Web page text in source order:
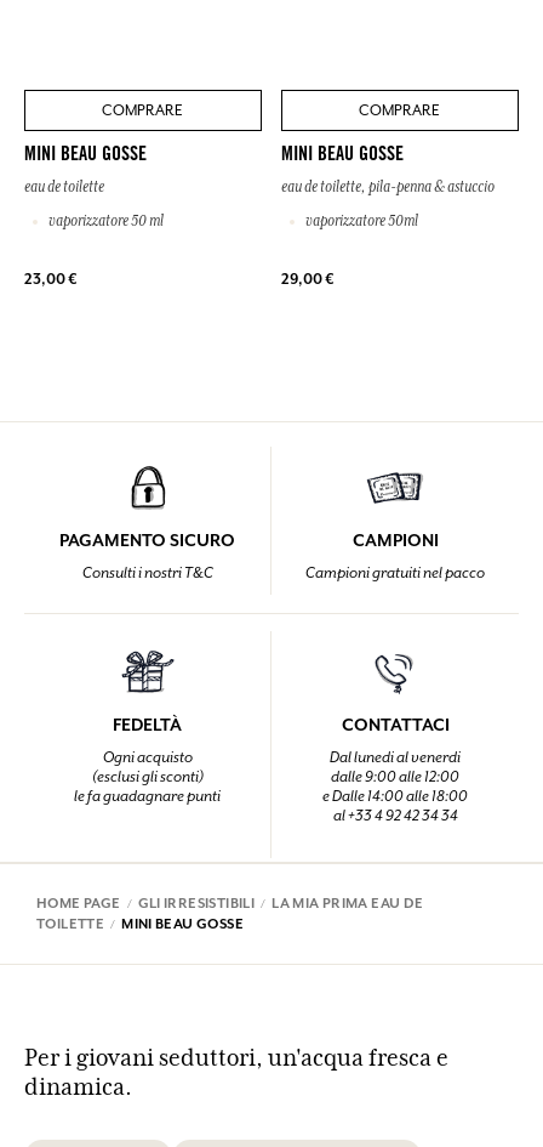
COMPRARE
MINI BEAU GOSSE
eau de toilette
vaporizzatore 50 ml
23,00 €
COMPRARE
MINI BEAU GOSSE
eau de toilette, pila-penna & astuccio
vaporizzatore 50ml
29,00 €
PAGAMENTO SICURO
Consulti i nostri T&C
CAMPIONI
Campioni gratuiti nel pacco
FEDELTÀ
Ogni acquisto
(esclusi gli sconti)
le fa guadagnare punti
CONTATTACI
Dal lunedi al venerdi
dalle 9:00 alle 12:00
e Dalle 14:00 alle 18:00
al +33 4 92 42 34 34
HOME PAGE GLI IRRESISTIBILI
LA MIA PRIMA EAU DE
TOILETTE
MINI BEAU GOSSE
Per i giovani seduttori, un'acqua fresca e
dinamica.